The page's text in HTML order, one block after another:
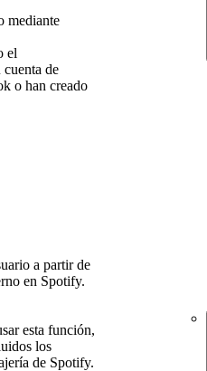
mediante
el
cuenta de
o han creado
a partir de
en Spotify.
esta función,
los
de Spotify.